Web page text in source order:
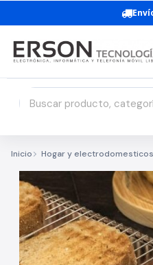
Inicio Hogar y electrodomesticos